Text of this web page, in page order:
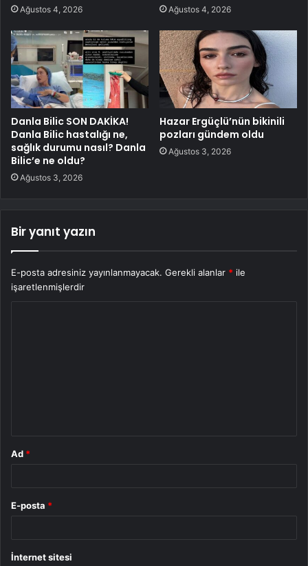
Ağustos 4, 2026 Ağustos 4, 2026
Danla Bilic SON DAKİKA!
Danla Bilic hastalığı ne,
sağlık durumu nasıl? Danla
Bilic’e ne oldu?
Ağustos 3, 2026
Hazar Ergüçlü’nün bikinili
pozları gündem oldu
Ağustos 3, 2026
Bir yanıt yazın
E-posta adresiniz yayınlanmayacak. Gerekli alanlar * ile
işaretlenmişlerdir
Ad *
E-posta *
İnternet sitesi